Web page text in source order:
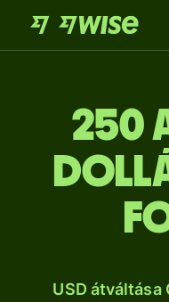
250
USD átváltása